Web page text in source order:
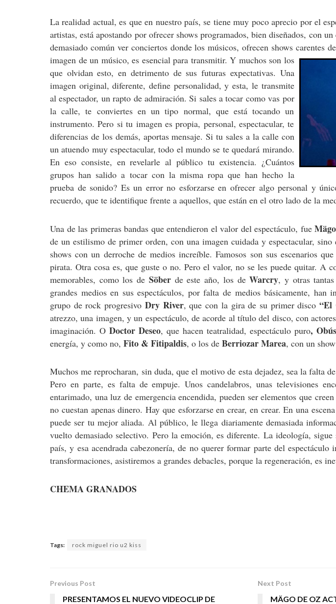
La realidad actual, es que en nuestro país, se tiene muy poco aprecio por el
artistas, está apostando por ofrecer shows programados, bien diseñados, con
demasiado común ver conciertos donde los músicos, ofrecen shows carentes
imagen de un músico, es esencial para transmitir. Y muchos son los
que olvidan esto, en detrimento de sus futuras expectativas. Una
imagen original, diferente, define personalidad, y esta, le transmite
al espectador, un rapto de admiración. Si sales a tocar como vas por
la calle, te conviertes en un tipo normal, que está tocando un
instrumento. Pero si tu imagen es propia, personal, espectacular, te
diferencias de los demás, aportas mensaje. Si tu sales a la calle con
un atuendo muy espectacular, todo el mundo se te quedará mirando.
En eso consiste, en revelarle al público tu existencia. ¿Cuántos
grupos han salido a tocar con la misma ropa que han hecho la
prueba de sonido? Es un error no esforzarse en ofrecer algo personal y
recuerdo, que te identifique frente a aquellos, que están en el otro lado de la
Una de las primeras bandas que entendieron el valor del espectáculo, fue
de un estilismo de primer orden, con una imagen cuidada y espectacular, sino
shows con un derroche de medios increíble. Famosos son sus escenarios
pirata. Otra cosa es, que guste o no. Pero el valor, no se les puede quitar. A
memorables, como los de Söberde este año, los deWarcry, y otras
grandes medios en sus espectáculos, por falta de medios básicamente, han
grupo de rock progresivo Dry River, que con la gira de su primer disco“El
atrezzo, una imagen, y un espectáculo, de acorde al título del disco, con
imaginación. ODoctor Deseo, que hacen teatralidad, espectáculo puro, Obús
energía, y como no, Fito & Fitipaldis, o los de BerriozarMarea, con un
Muchos me reprocharan, sin duda, que el motivo de esta dejadez, sea la falta
Pero en parte, es falta de empuje. Unos candelabros, unas televisiones
entarimado, una luz de emergencia encendida, pueden ser elementos que
no cuestan apenas dinero. Hay que esforzarse en crear, en crear. En una
puede ser tu mejor aliada. Al público, le llega diariamente demasiada
vuelto demasiado selectivo. Pero la emoción, es diferente. La ideología,
país, y esa acendrada cabezonería, de no querer formar parte del
transformaciones, asistiremos a grandes debacles, porque la regeneración, es
CHEMA GRANADOS
Tags: rock miguel rio u2 kiss
Previous Post
PRESENTAMOS EL NUEVO VIDEOCLIP DE
Next Post
MÄGO DE OZ